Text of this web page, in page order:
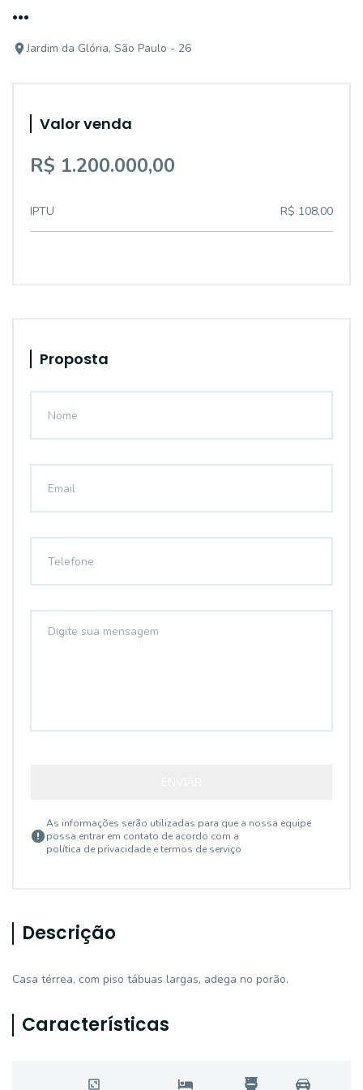
...
Jardim da Glória, São Paulo - 26
Valor venda
R$ 1.200.000,00
IPTU R$ 108,00
Proposta
As informações serão utilizadas para que a nossa equipe
possa entrar em contato de acordo com a
política de privacidade e termos de serviço
Descrição
Casa térrea, com piso tábuas largas, adega no porão.
Características